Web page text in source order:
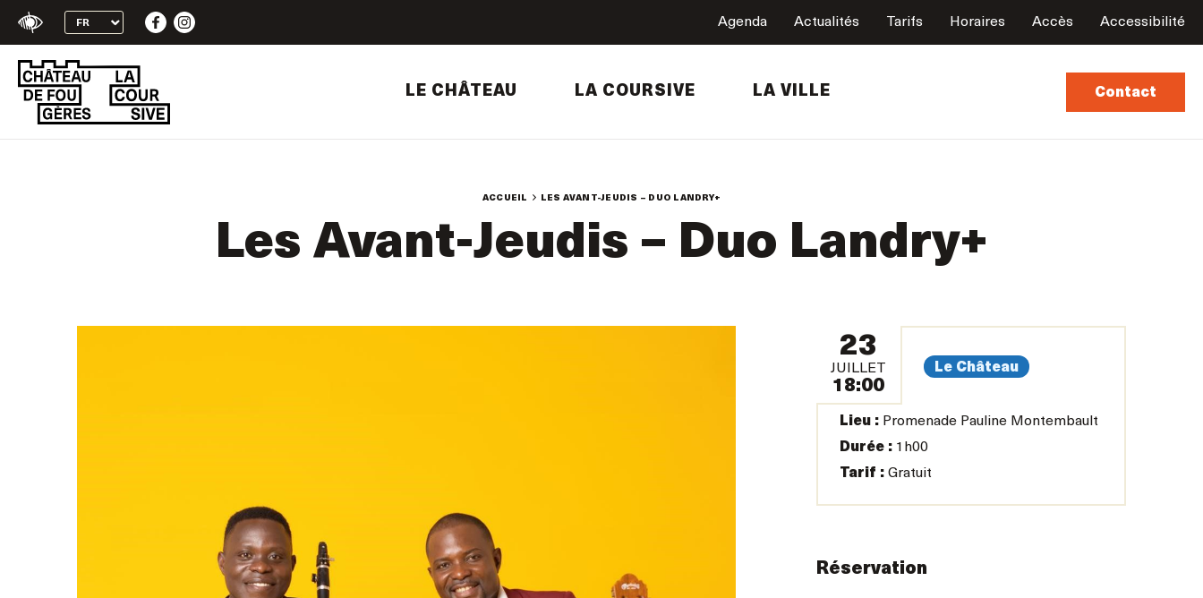
Confort +
Skip
Agenda Actualités Tarifs Horaires Accès Accessibilité
LE CHÂTEAU LA COURSIVE LA VILLE Contact
ACCUEIL LES AVANT-JEUDIS – DUO LANDRY+
Les Avant-Jeudis – Duo Landry+
23
JUILLET
18:00
Le Château
Lieu :Promenade Pauline Montembault
Durée :1h00
Tarif :Gratuit
Réservation